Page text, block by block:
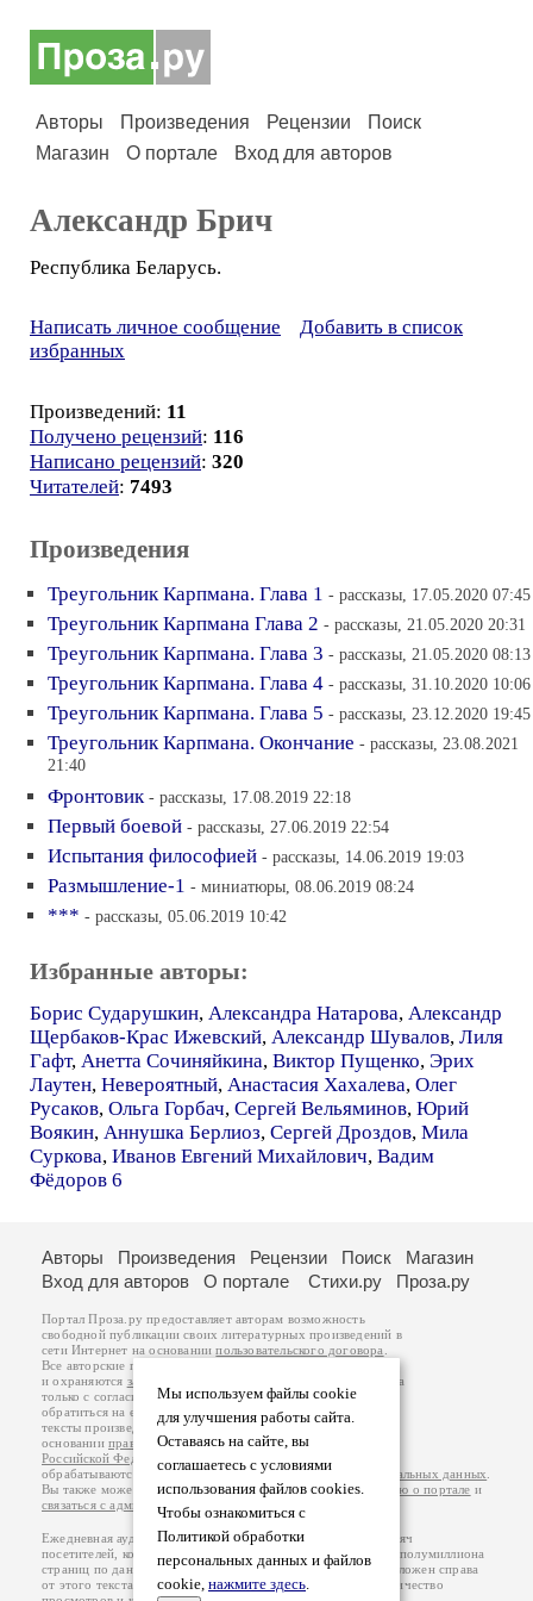
Авторы Произведения Рецензии
Поиск
Магазин
О портале Вход для авторов
Александр Брич
Республика Беларусь.
Написать личное сообщение
Добавить в список
избранных
Произведений: 11
Получено рецензий: 116
Написано рецензий: 320
Читателей: 7493
Произведения
Треугольник Карпмана. Глава 1 - рассказы, 17.05.2020 07:45
Треугольник Карпмана Глава 2 - рассказы, 21.05.2020 20:31
Треугольник Карпмана. Глава 3 - рассказы, 21.05.2020 08:13
Треугольник Карпмана. Глава 4 - рассказы, 31.10.2020 10:06
Треугольник Карпмана. Глава 5 - рассказы, 23.12.2020 19:45
Треугольник Карпмана. Окончание - рассказы, 23.08.2021
21:40
Фронтовик - рассказы, 17.08.2019 22:18
Первый боевой - рассказы, 27.06.2019 22:54
Испытания философией - рассказы, 14.06.2019 19:03
Размышление-1 - миниатюры, 08.06.2019 08:24
*** - рассказы, 05.06.2019 10:42
Избранные авторы:
Борис Сударушкин, Александра Натарова, Александр
Щербаков-Крас Ижевский, Александр Шувалов, Лиля
Гафт, Анетта Сочиняйкина, Виктор Пущенко, Эрих
Лаутен, Невероятный, Анастасия Хахалева, Олег
Русаков, Ольга Горбач, Сергей Вельяминов, Юрий
Воякин, Аннушка Берлиоз, Сергей Дроздов, Мила
Суркова, Иванов Евгений Михайлович, Вадим
Фёдоров 6
Мы используем файлы cookie
для улучшения работы сайта.
Оставаясь на сайте, вы
соглашаетесь с условиями
использования файлов cookies.
Чтобы ознакомиться с
Политикой обработки
персональных данных и файлов
cookie, нажмите здесь.
Авторы Произведения Рецензии Поиск
Магазин
Вход для авторов
О портале Стихи.ру Проза.ру
Портал Проза.ру предоставляет авторам возможность
свободной публикации своих литературных произведений в
сети Интернет на основаниипользовательского договора
Все авторские права на произведения принадлежат авторам
и охраняются законом
. Перепечатка произведений возможна
только с согласия его автора, к которому вы можете
обратиться на его авторской странице. Ответственность за
тексты произведений авторы несут самостоятельно на
основанииправил публикацииизаконодательства
Российской Федерации
обрабатываются на основанииПолитики обработки персональных данных
Вы также можете посмотреть более подробнуюинформацию о портале и
связаться с администрацией
Ежедневная аудитория портала Проза.ру – порядка 100 тысяч
посетителей, которые в общей сумме просматривают более полумиллиона
страниц по данным счетчика посещаемости, который расположен справа
от этого текста. В каждой графе указано по две цифры: количество